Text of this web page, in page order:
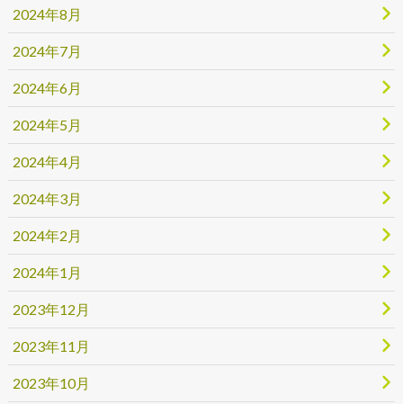
2024年8月
2024年7月
2024年6月
2024年5月
2024年4月
2024年3月
2024年2月
2024年1月
2023年12月
2023年11月
2023年10月